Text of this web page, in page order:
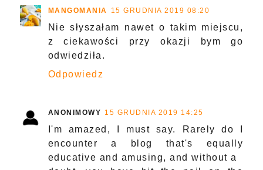
MANGOMANIA 15 GRUDNIA 2019 08:20
Nie słyszałam nawet o takim miejscu,
z ciekawości przy okazji bym go
odwiedziła.
Odpowiedz
ANONIMOWY 15 GRUDNIA 2019 14:25
I'm amazed, I must say. Rarely do I
encounter a blog that's equally
educative and amusing, and without a